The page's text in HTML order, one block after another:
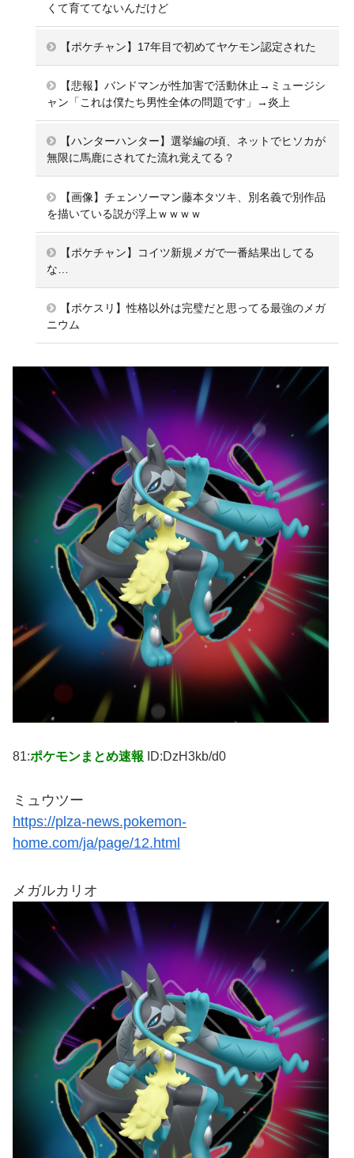
くて育ててないんだけど
【ポケチャン】17年目で初めてヤケモン認定された
【悲報】バンドマンが性加害で活動休止→ミュージシ
ャン「これは僕たち男性全体の問題です」→炎上
【ハンターハンター】選挙編の頃、ネットでヒソカが
無限に馬鹿にされてた流れ覚えてる？
【画像】チェンソーマン藤本タツキ、別名義で別作品
を描いている説が浮上ｗｗｗｗ
【ポケチャン】コイツ新規メガで一番結果出してる
な…
【ポケスリ】性格以外は完璧だと思ってる最強のメガ
ニウム
81:ポケモンまとめ速報 ID:DzH3kb/d0
ミュウツー
https://plza-news.pokemon-
home.com/ja/page/12.html
メガルカリオ